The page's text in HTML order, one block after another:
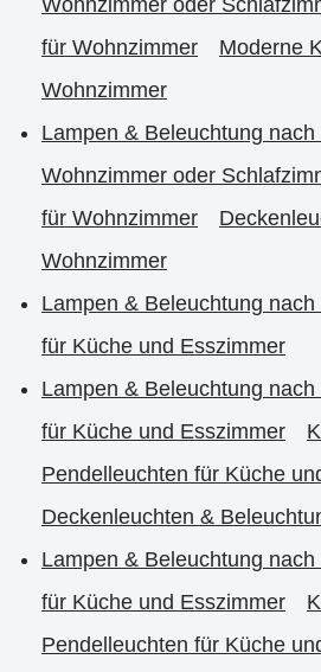
für Wohnzimmer
Moderne
Wohnzimmer
Lampen & Beleuchtung nach
Wohnzimmer oder
für Wohnzimmer
Wohnzimmer
Lampen & Beleuchtung nach
für Küche und Esszimmer
Lampen & Beleuchtung nach
für Küche und Esszimmer
Pendelleuchten für Küche
Deckenleuchten &
Lampen & Beleuchtung nach
für Küche und Esszimmer
Pendelleuchten für Küche